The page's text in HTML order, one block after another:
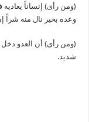
(ومن رأى) إنساناً
وعده بخير نال منه شراً
(ومن رأى) أن العدو
شديد.